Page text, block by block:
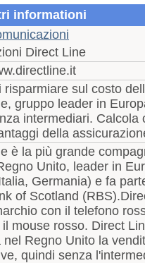
informationi
Direct Line
risparmiare sul costo
gruppo leader in
intermediari. Calcola
della
è la più grande
Unito, leader in
Germania) e fa
of Scotland
con il telefono
mouse rosso. Direct
nel Regno Unito la
quindi senza